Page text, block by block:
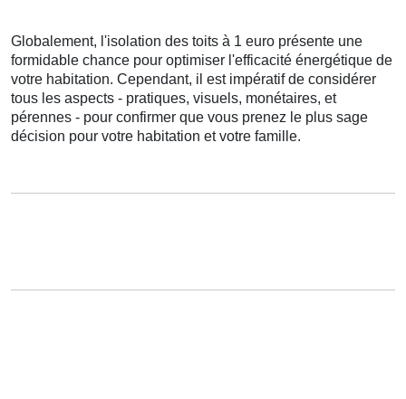
Globalement, l'isolation des toits à 1 euro présente une
formidable chance pour optimiser l'efficacité énergétique de
votre habitation. Cependant, il est impératifde considérer
tous les aspects - pratiques, visuels, monétaires, et
pérennes - pour confirmer que vous prenez le plus sage
décision pour votre habitation et votre famille.